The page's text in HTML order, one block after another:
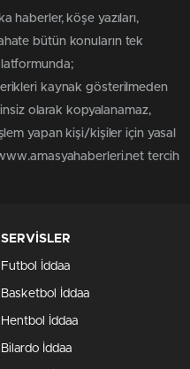
haberler, köşe yazıları,
bütün konuların tek
kaynak gösterilmeden
olarak kopyalanamaz,
yapan kişi/kişiler için yasal
tercih
SERVİSLER
Futbol İddaa
Basketbol İddaa
Hentbol İddaa
Bilardo İddaa